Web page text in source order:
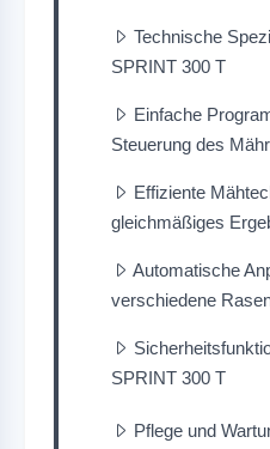
Technische
SPRINT 300 T
Einfache
Steuerung des
Effiziente
gleichmäßiges
Automatische
verschiedene
SPRINT 300 T
Pflege und